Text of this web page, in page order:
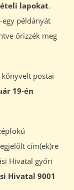
lapokat.
példányát
őrizzék meg
postai
19-én
cím(ek)re
Hivatal győri
Hivatal 9001